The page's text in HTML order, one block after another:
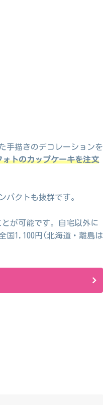
手描きのデコレーションを
ォトのカップケーキを注文
パクトも抜群です。
が可能です。自宅以外に
国1,100円(北海道・離島は